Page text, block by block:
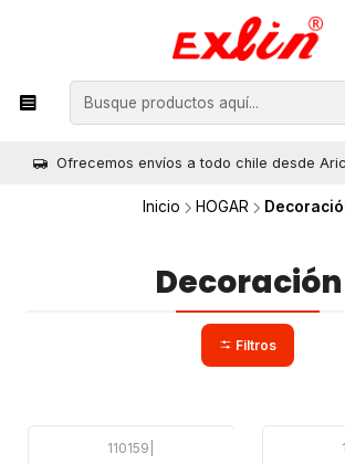
Ofrecemos envíos a todo chile desde
Inicio HOGAR
Decoración
Filtros
110159